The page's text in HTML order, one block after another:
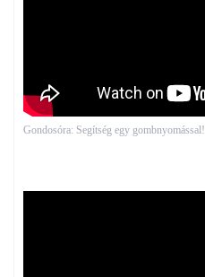
Gondosóra: Segítség egy gombnyomással!